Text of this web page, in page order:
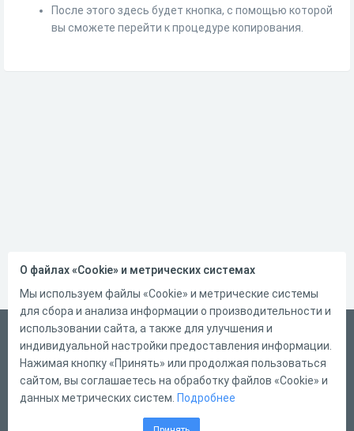
После этого здесь будет кнопка, с помощью которой
вы сможете перейти к процедуре копирования.
Український
Справка
Форма обратной связи
О файлах «Cookie» и метрических системах
Мы используем файлы «Cookie» и метрические системы
для сбора и анализа информации о производительности и
использовании сайта, а также для улучшения и
индивидуальной настройки предоставления информации.
Нажимая кнопку «Принять» или продолжая пользоваться
сайтом, вы соглашаетесь на обработку файлов «Cookie» и
данных метрических систем. Подробнее